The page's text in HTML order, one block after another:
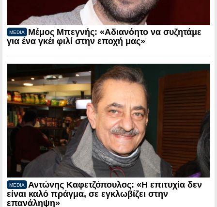
MEDIA
Μέμος Μπεγνής: «Αδιανόητο να συζητάμε
για ένα γκέι φιλί στην εποχή μας»
MEDIA
Αντώνης Καφετζόπουλος: «Η επιτυχία δεν
είναι καλό πράγμα, σε εγκλωβίζει στην
επανάληψη»